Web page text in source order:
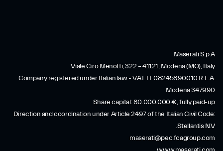
Maserati S.p.A.
Viale Ciro Menotti, 322 – 41121, Modena (MO), Italy
Company registered under Italian law - VAT: IT 08245890010 R.E.A.
Modena 347990
Share capital: 80.000.000 €, fully paid-up
Direction and coordination under Article 2497 of the Italian Civil Code:
Stellantis N.V.
maserati@pec.fcagroup.com